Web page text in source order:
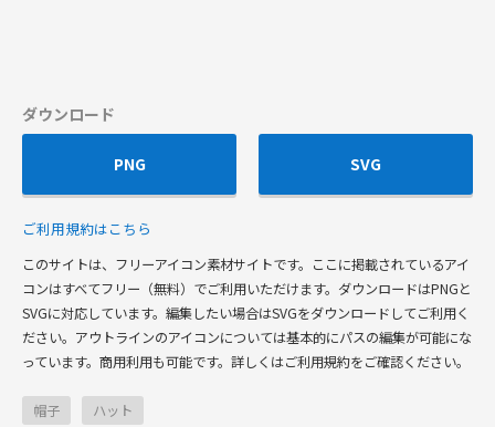
ダウンロード
PNG SVG
ご利用規約はこちら
このサイトは、フリーアイコン素材サイトです。ここに掲載されているアイ
コンはすべてフリー（無料）でご利用いただけます。ダウンロードはPNGと
SVGに対応しています。編集したい場合はSVGをダウンロードしてご利用く
ださい。アウトラインのアイコンについては基本的にパスの編集が可能にな
っています。商用利用も可能です。詳しくはご利用規約をご確認ください。
帽子 ハット